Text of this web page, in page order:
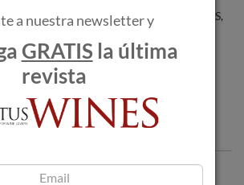
Apóstoles Palo Cortado Muy Viejo VORS,
a nuestra newsletter y
GRATIS la última
revista